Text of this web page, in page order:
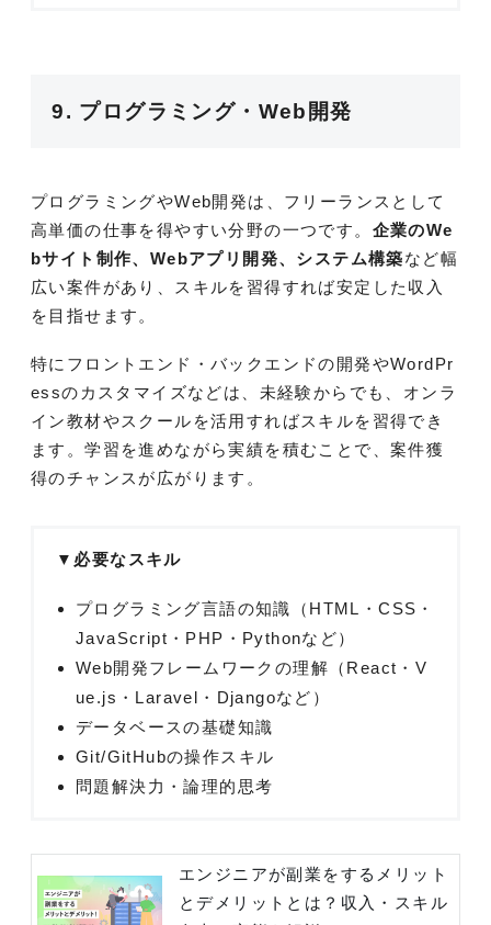
9. プログラミング・Web開発
プログラミングやWeb開発は、フリーランスとして
高単価の仕事を得やすい分野の一つです。 企業のWe
bサイト制作、Webアプリ開発、システム構築など幅
広い案件があり、スキルを習得すれば安定した収入
を目指せます。
特にフロントエンド・バックエンドの開発やWordPr
essのカスタマイズなどは、未経験からでも、オンラ
イン教材やスクールを活用すればスキルを習得でき
ます。学習を進めながら実績を積むことで、案件獲
得のチャンスが広がります。
▼必要なスキル
プログラミング言語の知識（HTML・CSS・
JavaScript・PHP・Pythonなど）
Web開発フレームワークの理解（React・V
ue.js・Laravel・Djangoなど）
データベースの基礎知識
Git/GitHubの操作スキル
問題解決力・論理的思考
エンジニアが副業をするメリット
とデメリットとは？収入・スキル